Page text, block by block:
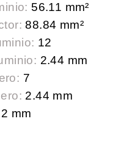
56.11 mm²
88.84 mm²
12
2.44 mm
7
2.44 mm
mm